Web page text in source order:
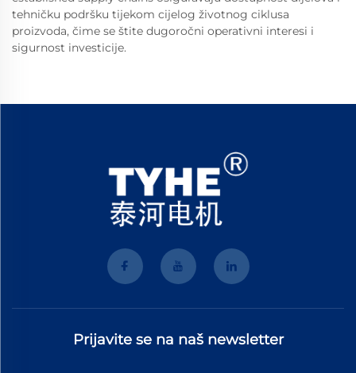
tehničku podršku tijekom cijelog životnog ciklusa
proizvoda, čime se štite dugoročni operativni interesi i
sigurnost investicije.
Prijavite se na naš newsletter